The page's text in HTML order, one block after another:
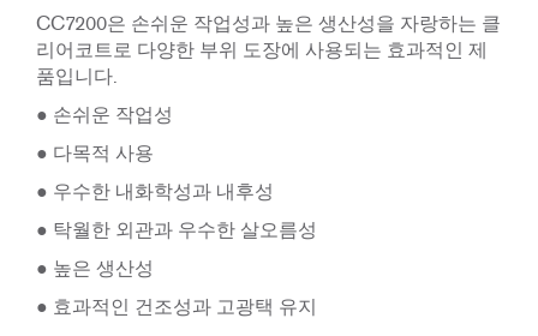
CC7200은 손쉬운 작업성과 높은 생산성을 자랑하는 클
리어코트로 다양한 부위 도장에 사용되는 효과적인 제
품입니다.
● 손쉬운 작업성
● 다목적 사용
● 우수한 내화학성과 내후성
● 탁월한 외관과 우수한 살오름성
● 높은 생산성
● 효과적인 건조성과 고광택 유지